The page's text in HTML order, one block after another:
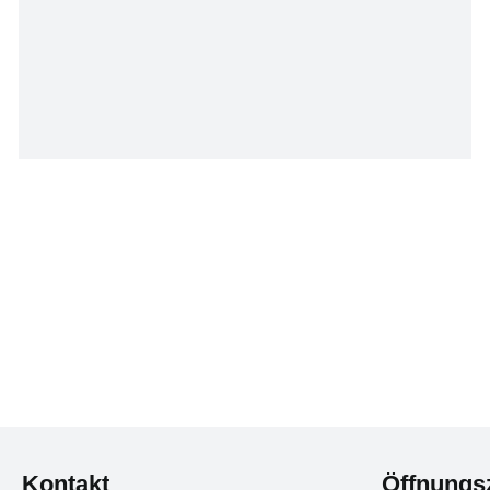
Kontakt